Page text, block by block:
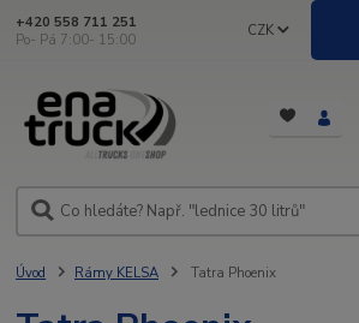
CZK
+420 558 711 251
Po- Pá 7:00- 15:00
Úvod Rámy KELSA Tatra Phoenix